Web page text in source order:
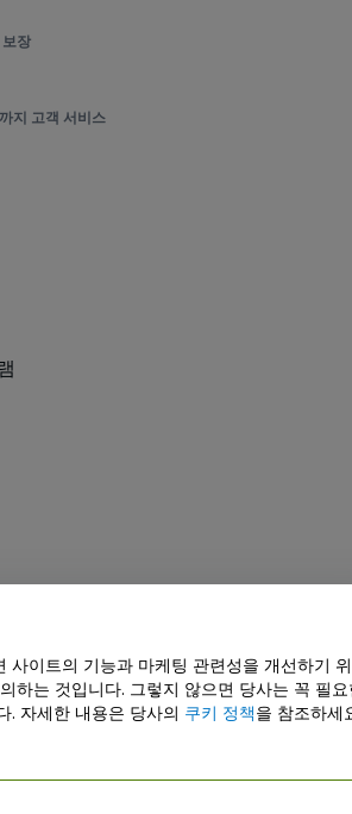
장
지 고객 서비스
문의하기
사이트의 기능과 마케팅 관련성을 개선하기
하는 것입니다. 그렇지 않으면 당사는 꼭 필요
. 자세한 내용은 당사의 쿠키 정책을 참조하세